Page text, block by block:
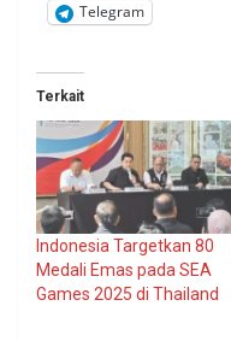
Telegram
Terkait
Indonesia Targetkan 80
Medali Emas pada SEA
Games 2025 di Thailand